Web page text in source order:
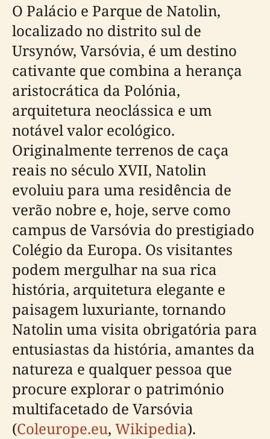
O Palácio e Parque de Natolin,
localizado no distrito sul de
Ursynów, Varsóvia, é um destino
cativante que combina a herança
aristocrática da Polónia,
arquitetura neoclássica e um
notável valor ecológico.
Originalmente terrenos de caça
reais no século XVII, Natolin
evoluiu para uma residência de
verão nobre e, hoje, serve como
campus de Varsóvia do prestigiado
Colégio da Europa. Os visitantes
podem mergulhar na sua rica
história, arquitetura elegante e
paisagem luxuriante, tornando
Natolin uma visita obrigatória para
entusiastas da história, amantes da
natureza e qualquer pessoa que
procure explorar o património
multifacetado de Varsóvia
(Coleurope.eu, Wikipedia).